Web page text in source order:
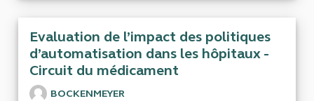
Evaluation de l’impact des politiques
d’automatisation dans les hôpitaux -
Circuit du médicament
BOCKENMEYER